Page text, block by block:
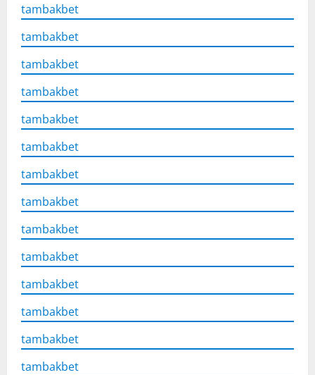
tambakbet
tambakbet
tambakbet
tambakbet
tambakbet
tambakbet
tambakbet
tambakbet
tambakbet
tambakbet
tambakbet
tambakbet
tambakbet
tambakbet